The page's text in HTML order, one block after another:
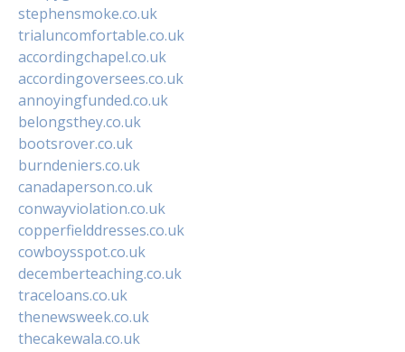
stephensmoke.co.uk
trialuncomfortable.co.uk
accordingchapel.co.uk
accordingoversees.co.uk
annoyingfunded.co.uk
belongsthey.co.uk
bootsrover.co.uk
burndeniers.co.uk
canadaperson.co.uk
conwayviolation.co.uk
copperfielddresses.co.uk
cowboysspot.co.uk
decemberteaching.co.uk
traceloans.co.uk
thenewsweek.co.uk
thecakewala.co.uk